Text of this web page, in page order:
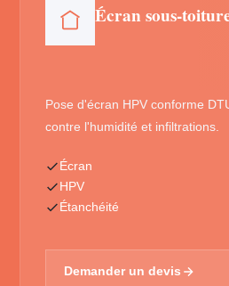
Écran sous-
Pose d'écran HPV conforme
contre l'humidité et infiltrations.
Écran
HPV
Étanchéité
Demander un devis